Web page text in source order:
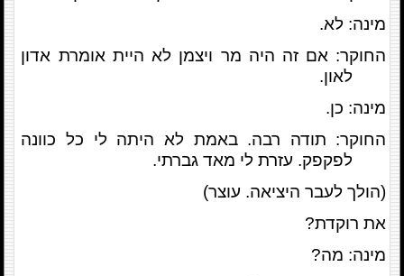
מינה: לא.
החוקר: אם זה היה מר ויצמן לא היית אומרת אדון
לאון.
מינה: כן.
החוקר: תודה רבה. באמת לא היתה לי כל כוונה
לפקפק. עזרת לי מאד גברתי.
(הולך לעבר היציאה. עוצר)
את רוקדת?
מינה: מה?